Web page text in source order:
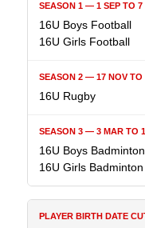
16U Boys Football
16U Girls Football
16U Rugby
16U Boys Badminton
16U Girls Badminton